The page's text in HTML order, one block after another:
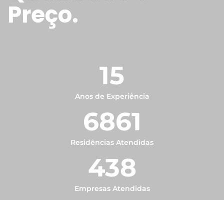
Preço.
15
Anos de Experiência
6861
Residências Atendidas
438
Empresas Atendidas